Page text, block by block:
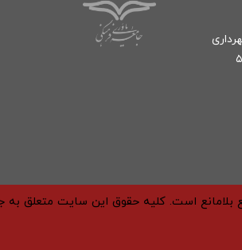
است. کلیه حقوق این سایت متعلق به